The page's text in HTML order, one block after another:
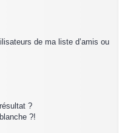
de ma liste d’amis ou
?
?!